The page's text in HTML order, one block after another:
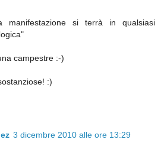
manifestazione si terrà in qualsiasi
campestre :-)
:)
3 dicembre 2010 alle ore 13:29